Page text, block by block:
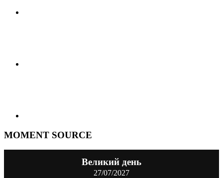
MOMENT SOURCE
Великий день
27/07/2027